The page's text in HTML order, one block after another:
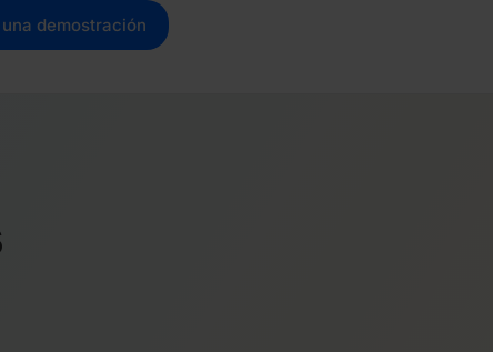
demostración